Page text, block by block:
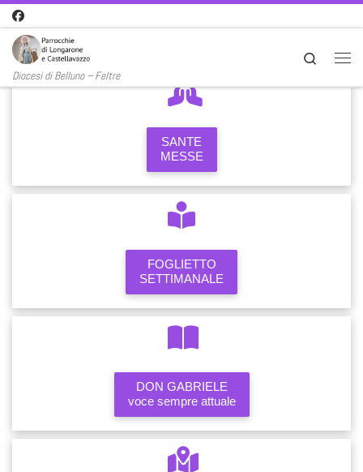
Passa al contenuto
Diocesi di Belluno – Feltre
Search
SANTE
MESSE
FOGLIETTO
SETTIMANALE
DON GABRIELE
voce sempre attuale